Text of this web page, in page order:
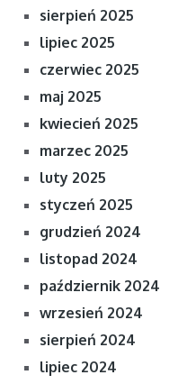
sierpień 2025
lipiec 2025
czerwiec 2025
maj 2025
kwiecień 2025
marzec 2025
luty 2025
styczeń 2025
grudzień 2024
listopad 2024
październik 2024
wrzesień 2024
sierpień 2024
lipiec 2024